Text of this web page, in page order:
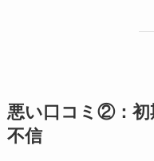
悪い口コミ②：初
不信